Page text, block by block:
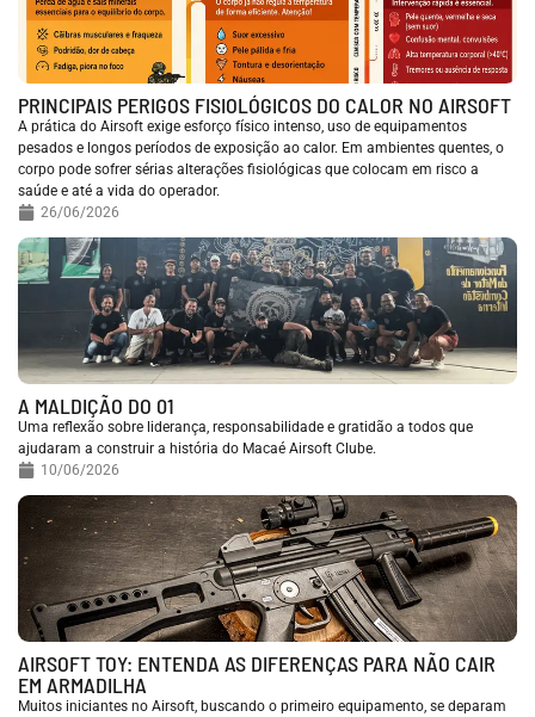
PRINCIPAIS PERIGOS FISIOLÓGICOS DO CALOR NO AIRSOFT
A prática do Airsoft exige esforço físico intenso, uso de equipamentos
pesados e longos períodos de exposição ao calor. Em ambientes quentes, o
corpo pode sofrer sérias alterações fisiológicas que colocam em risco a
saúde e até a vida do operador.
26/06/2026
A MALDIÇÃO DO 01
Uma reflexão sobre liderança, responsabilidade e gratidão a todos que
ajudaram a construir a história do Macaé Airsoft Clube.
10/06/2026
AIRSOFT TOY: ENTENDA AS DIFERENÇAS PARA NÃO CAIR
EM ARMADILHA
Muitos iniciantes no Airsoft, buscando o primeiro equipamento, se deparam